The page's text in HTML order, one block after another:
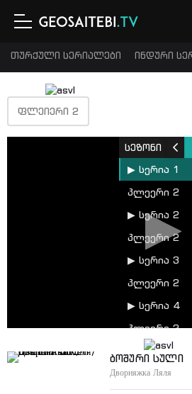
თურქული სერიალები ინდური
ᲤᲚᲔᲘᲔᲠᲘ 2
სეზონი
▶ სერია 1
პლეერი 2
▶ სერია 2
პლეერი 2
▶ სერია 3
პლეერი 2
▶ სერია 4
პლეერი 2
▶ სერია 5
პლეერი 2
ბოშური სული
Дворняжка Ляля